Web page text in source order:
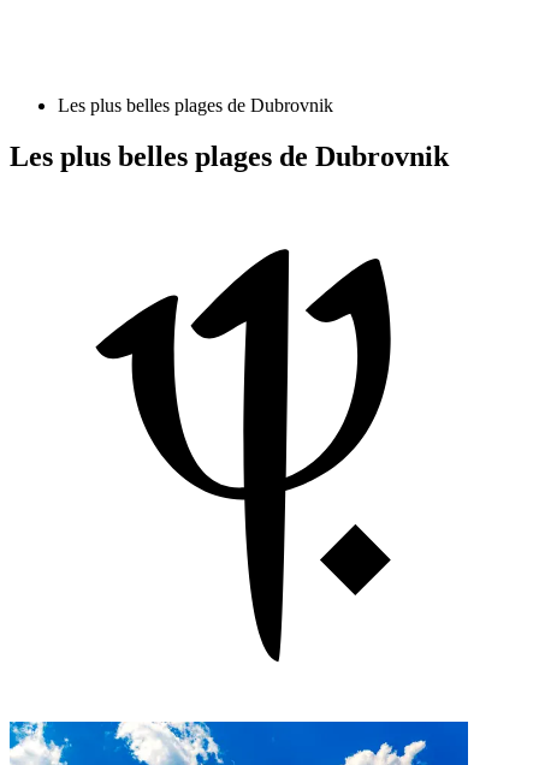
Les plus belles plages de Dubrovnik
Les plus belles plages de Dubrovnik